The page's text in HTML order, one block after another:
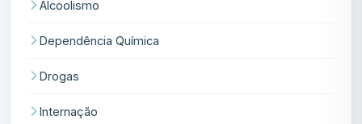
Alcoolismo
Dependência Química
Drogas
Internação